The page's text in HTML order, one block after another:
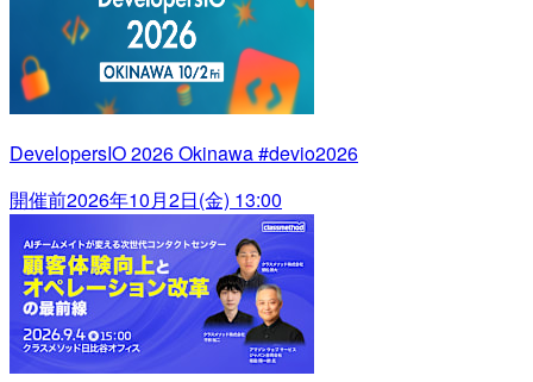
DevelopersIO 2026 Okinawa #devio2026
開催前2026年10月2日(金) 13:00